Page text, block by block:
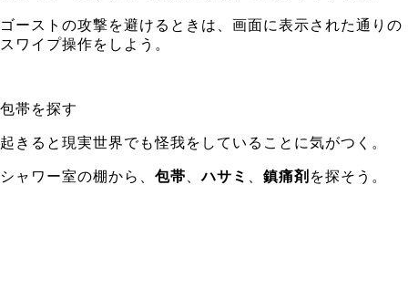
ゴーストの攻撃を避けるときは、画面に表示された通りの
スワイプ操作をしよう。
包帯を探す
起きると現実世界でも怪我をしていることに気がつく。
シャワー室の棚から、 包帯 、ハサミ 鎮痛剤 を探そう。